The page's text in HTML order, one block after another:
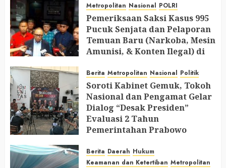
Metropolitan Nasional POLRI
Pemeriksaan Saksi Kasus 995
Pucuk Senjata dan Pelaporan
Temuan Baru (Narkoba, Mesin
Amunisi, & Konten Ilegal) di
AUGUST 6, 2026 0
Berita Metropolitan Nasional Politik
Soroti Kabinet Gemuk, Tokoh
Nasional dan Pengamat Gelar
Dialog “Desak Presiden”
Evaluasi 2 Tahun
Pemerintahan Prabowo
Berita Daerah Hukum
Keamanan dan Ketertiban Metropolitan